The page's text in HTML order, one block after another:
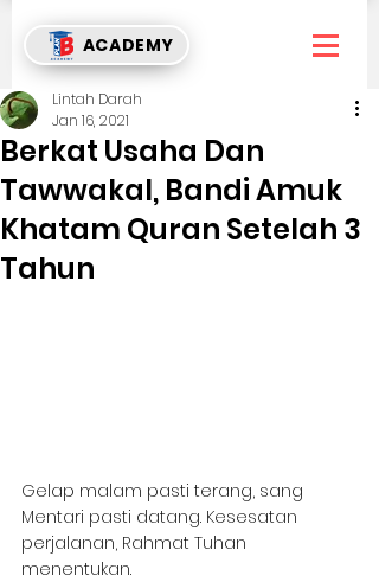
ACADEMY
Berkat Usaha Dan
Tawwakal, Bandi Amuk
Khatam Quran Setelah 3
Tahun
Lintah Darah
Jan 16, 2021
Gelap malam pasti terang, sang
Mentari pasti datang. Kesesatan
perjalanan, Rahmat Tuhan
menentukan.